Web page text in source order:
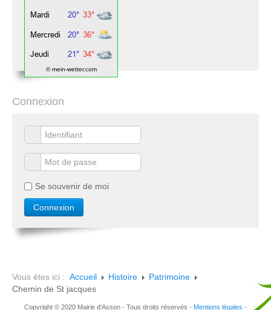
© mein-wetter.com
Connexion
Se souvenir de moi
Vous êtes ici : Accueil Histoire
Patrimoine
Chemin de St jacques
Copyright © 2020 Mairie d'Asson - Tous droits réservés - Mentions légales -